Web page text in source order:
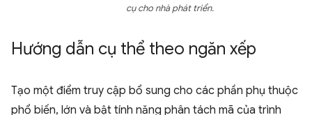
cụ cho nhà phát triển.
Hướng dẫn cụ thể theo ngăn xếp
Tạo một điểm truy cập bổ sung cho các phần phụ thuộc
phổ biến, lớn và bật tính năng phân tách mã của trình